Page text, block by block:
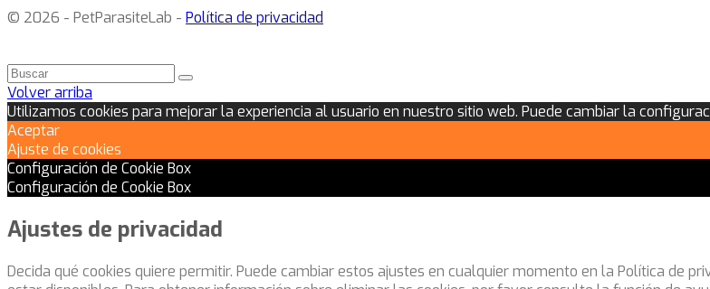
© 2026 - PetParasiteLab - Política de privacidad
Volver arriba
Utilizamos cookies para mejorar la experiencia al usuario en nuestro sitio web. Puede cambiar la
Aceptar
Ajuste de cookies
Configuración de Cookie Box
Configuración de Cookie Box
Ajustes de privacidad
Decida qué cookies quiere permitir. Puede cambiar estos ajustes en cualquier momento en la Política de